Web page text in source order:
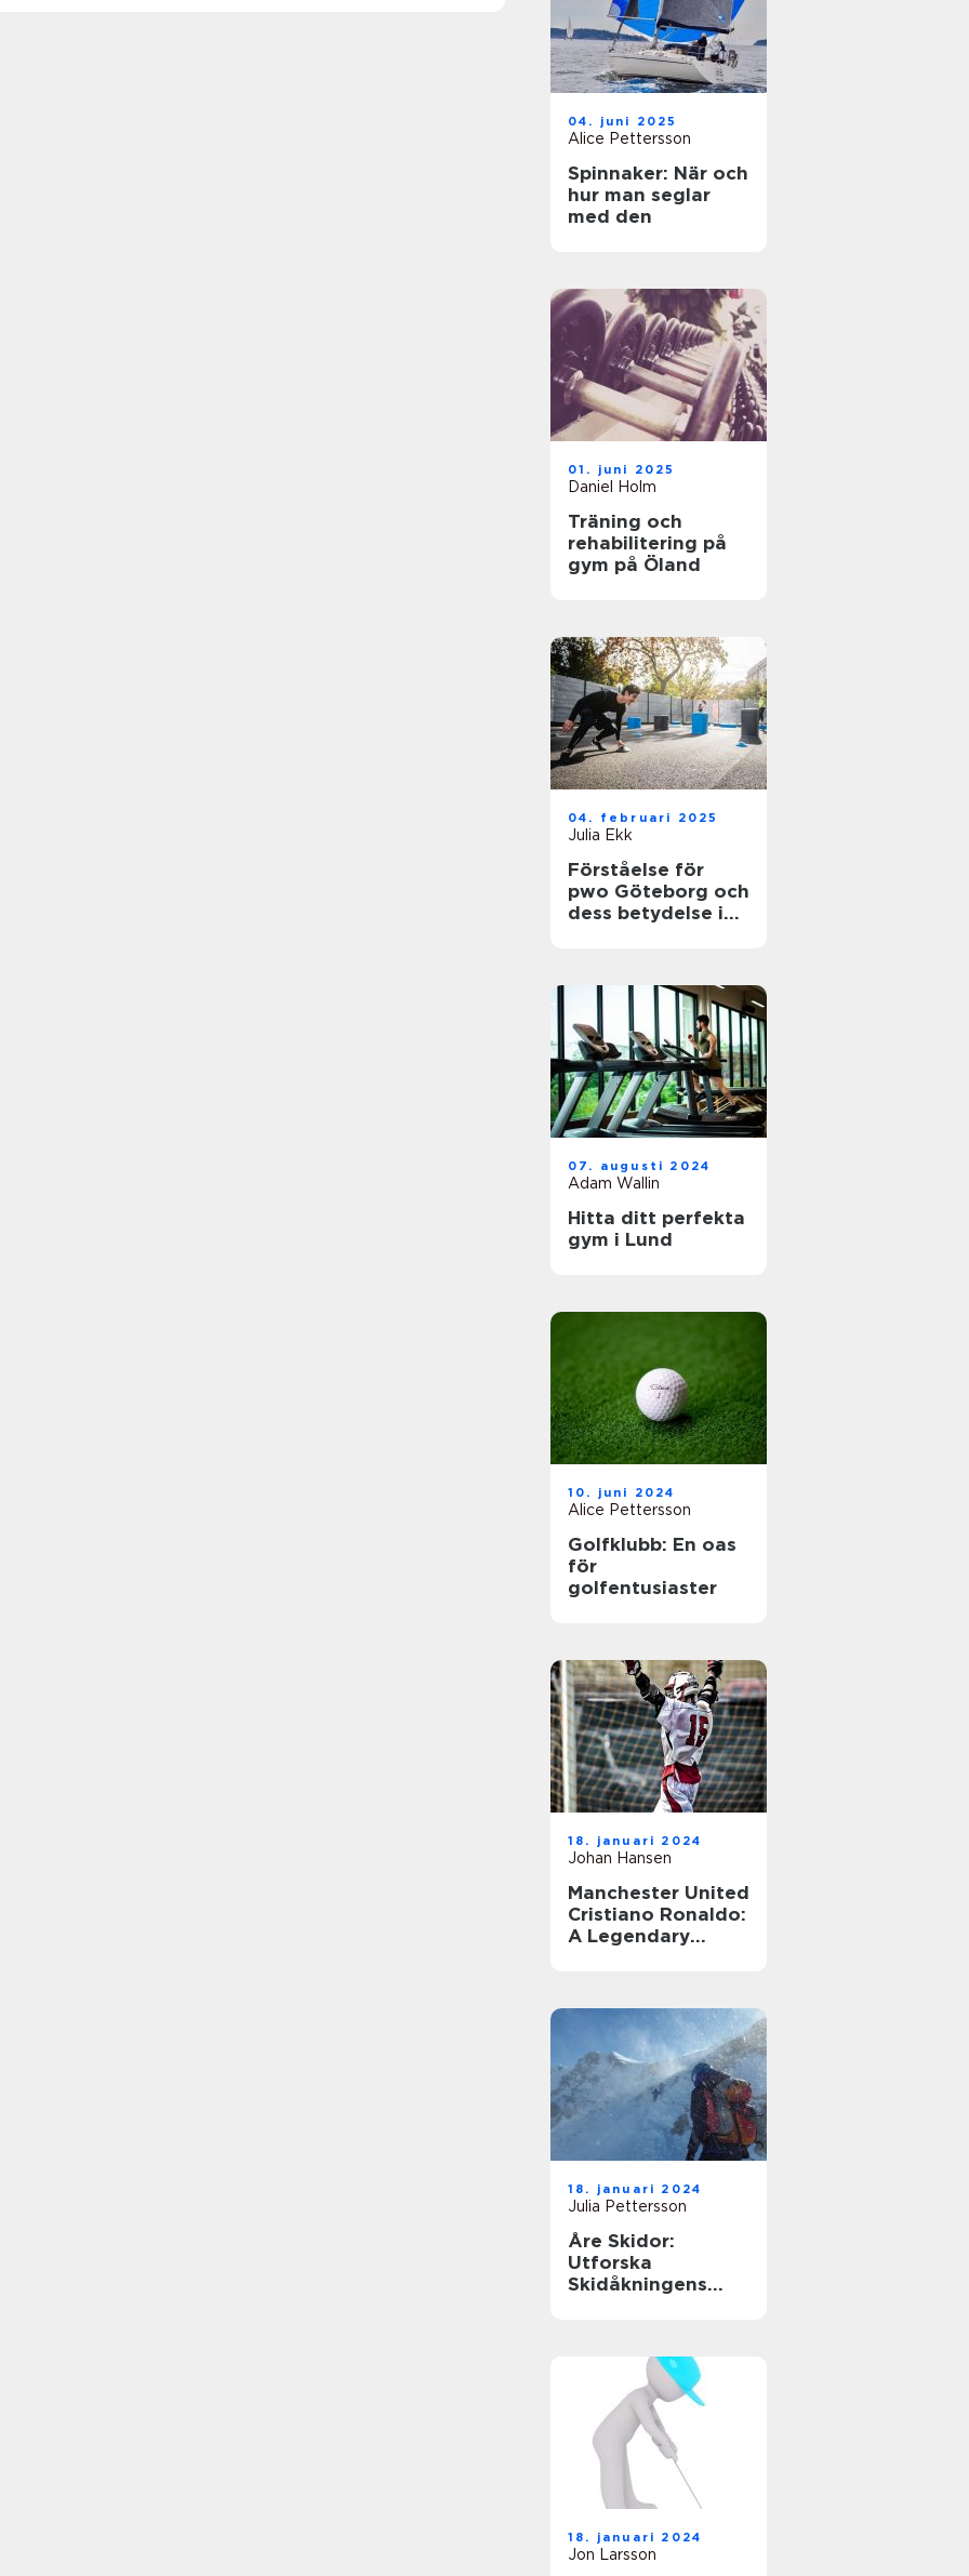
04. juni 2025
Alice Pettersson
Spinnaker: När och
hur man seglar
med den
01. juni 2025
Daniel Holm
Träning och
rehabilitering på
gym på Öland
04. februari 2025
Julia Ekk
Förståelse för
pwo Göteborg och
dess betydelse i
07. augusti 2024
Adam Wallin
Hitta ditt perfekta
gym i Lund
10. juni 2024
Alice Pettersson
Golfklubb: En oas
för
golfentusiaster
18. januari 2024
Johan Hansen
Manchester United
Cristiano Ronaldo:
A Legendary
18. januari 2024
Julia Pettersson
Åre Skidor:
Utforska
Skidåkningens
18. januari 2024
Jon Larsson